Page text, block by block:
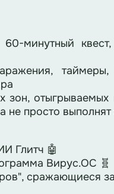
минутный
зон,
не просто выполнят
Глитч 🤖
Вирус.ОС 🧬
сражающиеся за